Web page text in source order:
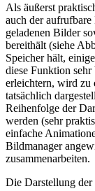
Als äußerst
auch der
geladenen Bilder
bereithält (siehe
Speicher hält,
diese Funktion
erleichtern, wird zu
tatsächlich
Reihenfolge der
werden (sehr
einfache
Bildmanager
zusammenarbeiten.
Die Darstellung